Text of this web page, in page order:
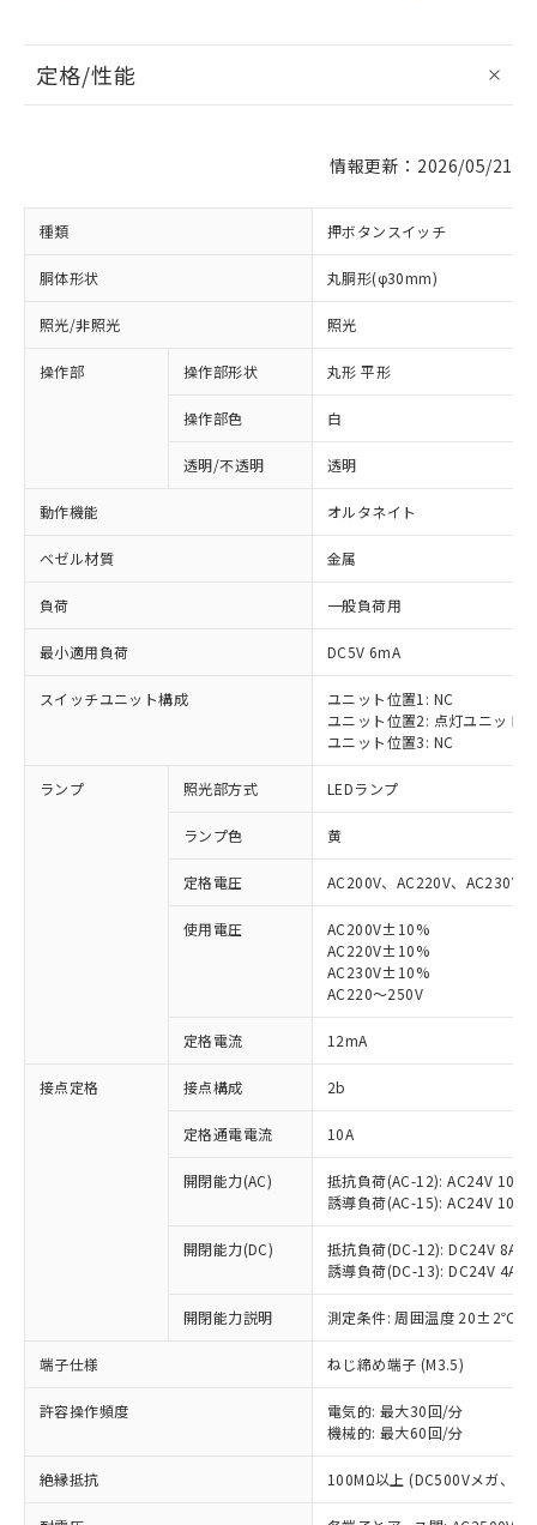
定格/性能
情報更新：2026/05/21
種類 押ボタンスイッチ
胴体形状 丸胴形(φ30mm)
照光/非照光 照光
操作部 操作部形状 丸形 平形
操作部色 白
透明/不透明 透明
動作機能 オルタネイト
ベゼル材質 金属
負荷 一般負荷用
最小適用負荷 DC5V 6mA
スイッチユニット構成
ユニット位置1: NC
ユニット位置2: 点灯ユニット
ユニット位置3: NC
ランプ 照光部方式 LEDランプ
ランプ色 黄
定格電圧 AC200V、AC220V、AC230V
使用電圧
AC200V±10%
AC220V±10%
AC230V±10%
AC220～250V
定格電流 12mA
接点定格 接点構成 2b
定格通電電流 10A
開閉能力(AC)
抵抗負荷(AC-12): AC24V 10A/
誘導負荷(AC-15): AC24V
開閉能力(DC)
抵抗負荷(DC-12): DC24V 8A/
誘導負荷(DC-13): DC24V 4A/
開閉能力説明 測定条件: 周囲温度 20±2℃、
端子仕様 ねじ締め端子 (M3.5)
許容操作頻度
電気的: 最大30回/分
機械的: 最大60回/分
絶縁抵抗 100MΩ以上 (DC500Vメガ、点
以下の条件をお読みいただき、同意のうえ
本サービスは、当社制御機器事業取扱
商品の当社在庫状況および標準価格
(税抜)を提供させていただくもので
本サービスの対象外となる商品もある
ことをご了承ください。
在庫状況および標準価格照会結果は、
記載している更新日時点での社内デー
タに基づき作成されるものであり、閲
覧された時点での実際の在庫および標
対応済み：EU RoHS指令（10物質）の
非含有に対応した製品が提供可能な商品で
対応予定：EU RoHS指令（10物質）の非含
有に対応した製品に切り替える予定のある
対応予定なし：EU RoHS指令（10物質）の
非含有に非対応の商品で、対応品を出す予
調査・確認中：EU RoHS指令（10物質）の
非含有の対応状況を調査中または確認中の
非該当品：ライセンス料など無形物で、有
害物質有無と関係のない商品です。
仕入先様の事情により、非含有部品として
いたものが、含有品と判明した場合などや
むを得ず変更することがあります。
鉛(Pb) 1000ppm以下、 水銀(Hg) 1000ppm以下、 カド
六価クロム(Cr(Ⅵ)) 1000ppm以下、ポリ臭化ビフェニル
※1 中国RoHS○×表
「○」：最大均質材料含有率が中国RoHSの
基準値以下であることを示します。
「×」：最大均質材料含有率が中国RoHSの
基準値を超えていることを示します。
「－」：未確認です。当社販売部門へお問
*中国RoHS10物質の基準値 (GB/T26572)：
Pb(鉛) :1000ppm、 Hg(水銀) : 1000ppm、 Cd(カドミウ
当社は、これら貴社製品のうち、外国
為替および外国貿易法に定める商品
（以下｢規制貨物等」という）を輸出
または国外への提供する場合は、日本
国政府の輸出許可(または役務取引許
可)を取得するなどの必要な手続きを